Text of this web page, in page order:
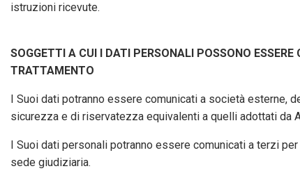
istruzioni ricevute.
SOGGETTI A CUI I DATI PERSONALI POSSONO
TRATTAMENTO
I Suoi dati potranno essere comunicati a società esterne,
sicurezza e di riservatezza equivalenti a quelli adottati da
I Suoi dati personali potranno essere comunicati a terzi
sede giudiziaria.